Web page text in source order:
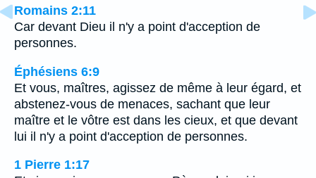
Romains 2:11
Car devant Dieu il n'y a point d'acception de
personnes.
Éphésiens 6:9
Et vous, maîtres, agissez de même à leur égard, et
abstenez-vous de menaces, sachant que leur
maître et le vôtre est dans les cieux, et que devant
lui il n'y a point d'acception de personnes.
1 Pierre 1:17